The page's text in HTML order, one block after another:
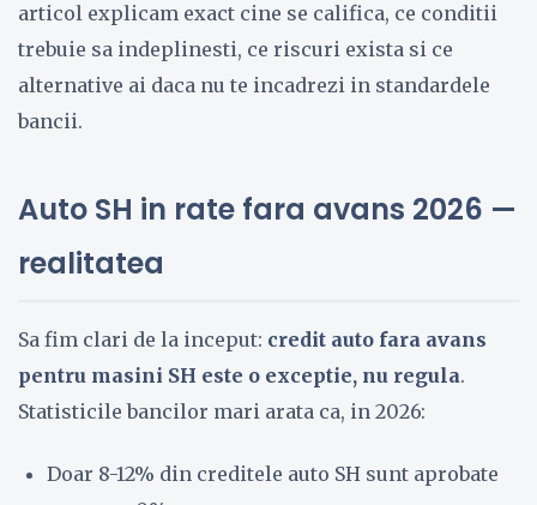
articol explicam exact cine se califica, ce conditii
trebuie sa indeplinesti, ce riscuri exista si ce
alternative ai daca nu te incadrezi in standardele
bancii.
Auto SH in rate fara avans 2026 —
realitatea
Sa fim clari de la inceput: credit auto fara avans
pentru masini SH este o exceptie, nu regula.
Statisticile bancilor mari arata ca, in 2026:
Doar 8-12% din creditele auto SH sunt aprobate